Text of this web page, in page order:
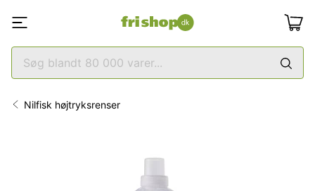
Nilfisk højtryksrenser